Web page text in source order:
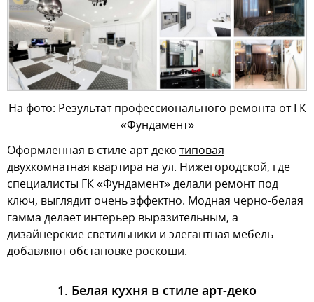
На фото: Результат профессионального ремонта от ГК
«Фундамент»
Оформленная в стиле арт-деко типовая
двухкомнатная квартира на ул. Нижегородской, где
специалисты ГК «Фундамент» делали ремонт под
ключ, выглядит очень эффектно. Модная черно-белая
гамма делает интерьер выразительным, а
дизайнерские светильники и элегантная мебель
добавляют обстановке роскоши.
1. Белая кухня в стиле арт-деко